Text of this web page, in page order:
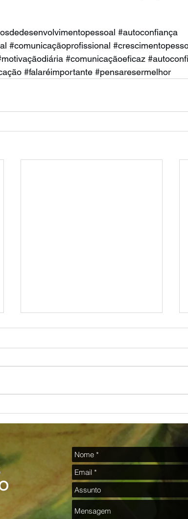
#autoconfiança
#comunicaçãoprofissional
#comunicaçãoeficaz
#falaréimportante #pensaresermelhor